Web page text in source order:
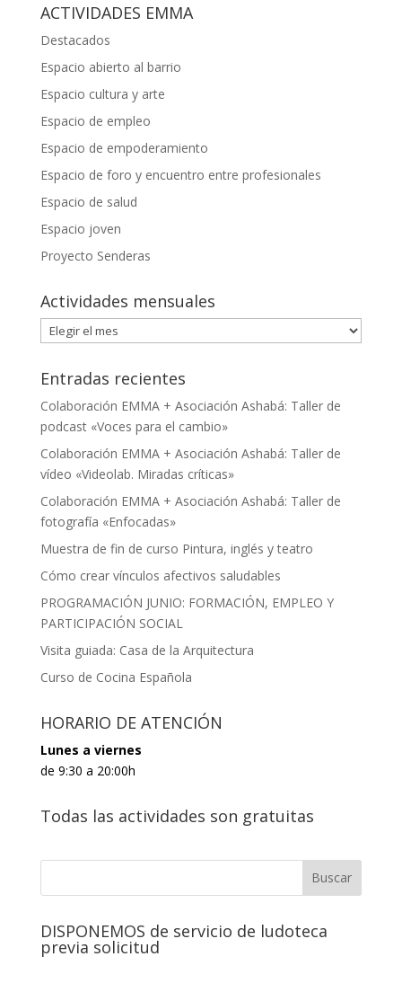
ACTIVIDADES EMMA
Destacados
Espacio abierto al barrio
Espacio cultura y arte
Espacio de empleo
Espacio de empoderamiento
Espacio de foro y encuentro entre profesionales
Espacio de salud
Espacio joven
Proyecto Senderas
Actividades mensuales
Actividades
mensuales
Entradas recientes
Colaboración EMMA + Asociación Ashabá: Taller de
podcast «Voces para el cambio»
Colaboración EMMA + Asociación Ashabá: Taller de
vídeo «Videolab. Miradas críticas»
Colaboración EMMA + Asociación Ashabá: Taller de
fotografía «Enfocadas»
Muestra de fin de curso Pintura, inglés y teatro
Cómo crear vínculos afectivos saludables
PROGRAMACIÓN JUNIO: FORMACIÓN, EMPLEO Y
PARTICIPACIÓN SOCIAL
Visita guiada: Casa de la Arquitectura
Curso de Cocina Española
HORARIO DE ATENCIÓN
Lunes a viernes
de 9:30 a 20:00h
Todas las actividades son gratuitas
DISPONEMOS de servicio de ludoteca
previa solicitud